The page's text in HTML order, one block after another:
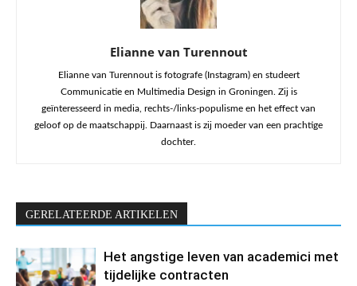
Elianne van Turennout
Elianne van Turennout is fotografe (Instagram) en studeert
Communicatie en Multimedia Design in Groningen. Zij is
geïnteresseerd in media, rechts-/links-populisme en het effect van
geloof op de maatschappij. Daarnaast is zij moeder van een prachtige
dochter.
GERELATEERDE ARTIKELEN
Het angstige leven van academici met
tijdelijke contracten